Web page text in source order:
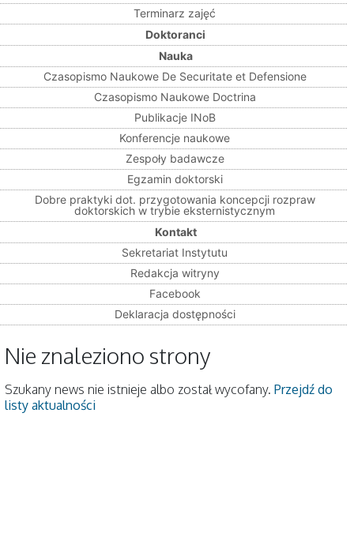
Terminarz zajęć
Doktoranci
Nauka
Czasopismo Naukowe De Securitate et Defensione
Czasopismo Naukowe Doctrina
Publikacje INoB
Konferencje naukowe
Zespoły badawcze
Egzamin doktorski
Dobre praktyki dot. przygotowania koncepcji rozpraw
doktorskich w trybie eksternistycznym
Kontakt
Sekretariat Instytutu
Redakcja witryny
Facebook
Deklaracja dostępności
Nie znaleziono strony
Szukany news nie istnieje albo został wycofany. Przejdź do
listy aktualności